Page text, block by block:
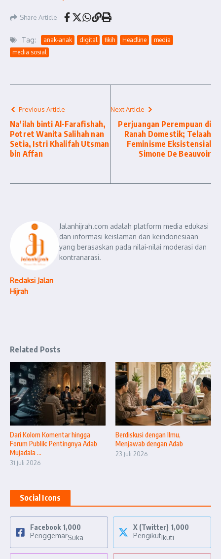
Share Article
Tag: anak-anak digital fikih Headline
media
media sosial
Previous Article
Na’ilah binti Al-Farafishah,
Potret Wanita Salihah nan
Setia, Istri Khalifah Utsman
bin Affan
Next Article
Perjuangan Perempuan di
Ranah Domestik; Telaah
Feminisme Eksistensial
Simone De Beauvoir
Redaksi Jalan
Hijrah
Jalanhijrah.com adalah platform media edukasi
dan informasi keislaman dan keindonesiaan
yang berasaskan pada nilai-nilai moderasi dan
kontranarasi.
Related Posts
Dari Kolom Komentar hingga
Forum Publik: Pentingnya Adab
Mujadala ...
31 Juli 2026
Berdiskusi dengan Ilmu,
Menjawab dengan Adab
23 Juli 2026
Social Icons
Facebook 1,000
PenggemarSuka
X (Twitter) 1,000
PengikutIkuti